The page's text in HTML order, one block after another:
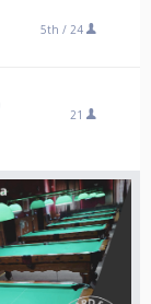
5th / 24
21